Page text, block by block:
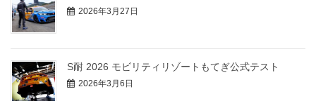
2026年3月27日
S耐 2026 モビリティリゾートもてぎ公式テスト
2026年3月6日